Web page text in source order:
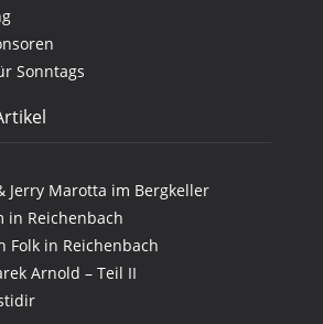
Sonntags
Jerry Marotta im Bergkeller
in Reichenbach
Folk in Reichenbach
Arnold – Teil II